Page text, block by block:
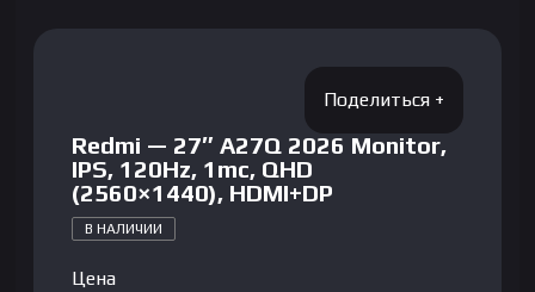
Redmi — 27″ A27Q 2026 Monitor,
IPS, 120Hz, 1mc, QHD
(2560×1440), HDMI+DP
В НАЛИЧИИ
Цена